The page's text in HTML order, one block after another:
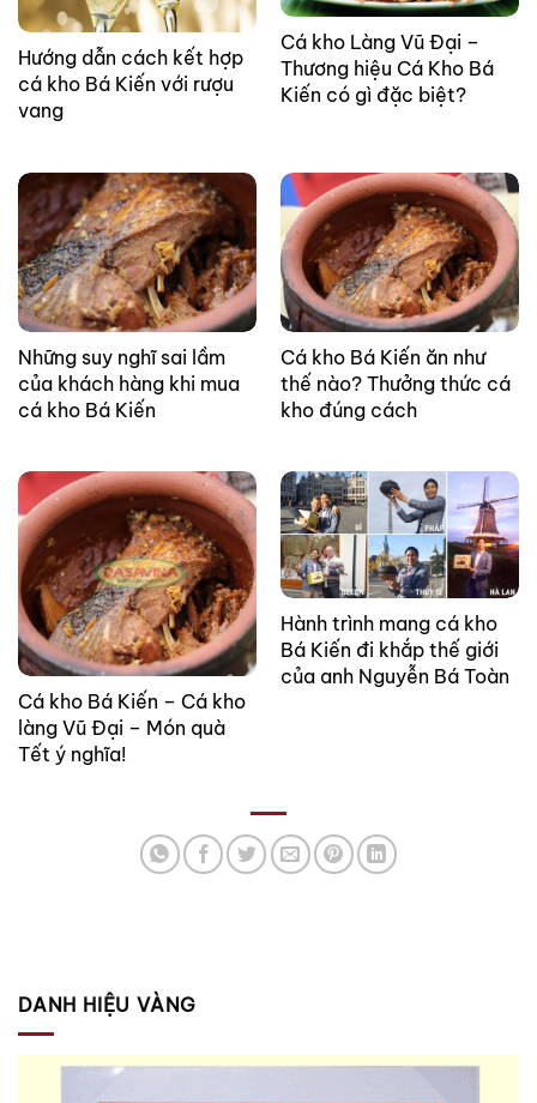
Hướng dẫn cách kết hợp
cá kho Bá Kiến với rượu
vang
Cá kho Làng Vũ Đại –
Thương hiệu Cá Kho Bá
Kiến có gì đặc biệt?
Những suy nghĩ sai lầm
của khách hàng khi mua
cá kho Bá Kiến
Cá kho Bá Kiến ăn như
thế nào? Thưởng thức cá
kho đúng cách
Cá kho Bá Kiến – Cá kho
làng Vũ Đại – Món quà
Tết ý nghĩa!
Hành trình mang cá kho
Bá Kiến đi khắp thế giới
của anh Nguyễn Bá Toàn
DANH HIỆU VÀNG